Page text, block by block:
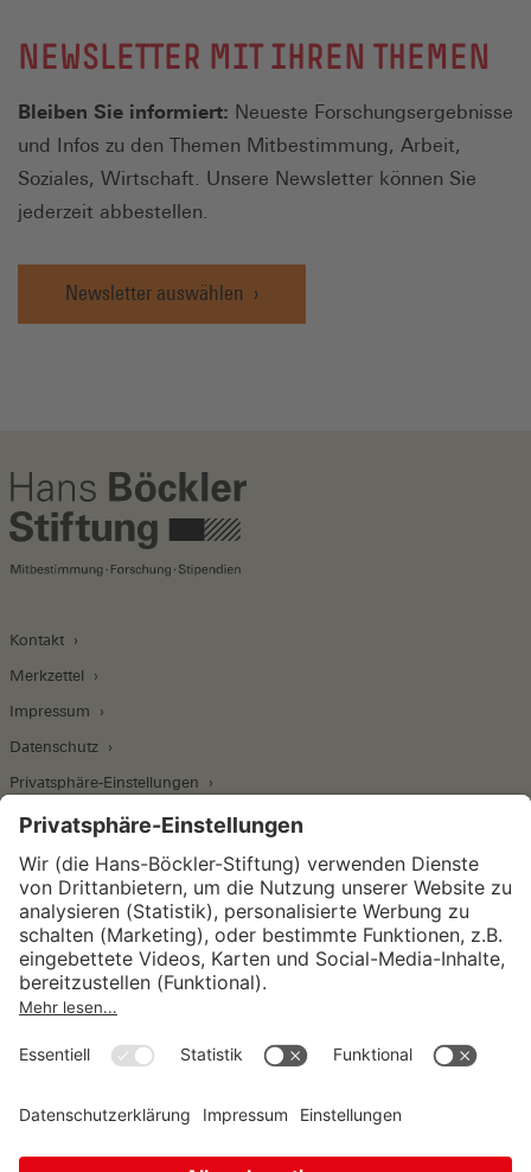
NEWSLETTER MIT IHREN THEMEN
Bleiben Sie informiert: Neueste Forschungsergebnisse
und Infos zu den Themen Mitbestimmung, Arbeit,
Soziales, Wirtschaft. Unsere Newsletter können Sie
jederzeit abbestellen.
Newsletter auswählen
Kontakt
Merkzettel
Impressum
Datenschutz
Privatsphäre-Einstellungen
Wirtschafts- und Sozialwissenschaftliches Institut
Institut für Makroökonomie und
Konjunkturforschung
Unternehmensführung